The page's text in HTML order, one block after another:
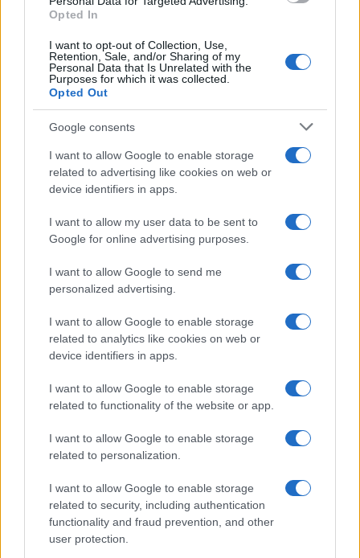
Opted In
I want to opt-out of Collection, Use,
Retention, Sale, and/or Sharing of my
Personal Data that Is Unrelated with the
Purposes for which it was collected.
Opted Out
Google consents
I want to allow Google to enable storage
related to advertising like cookies on web or
device identifiers in apps.
I want to allow my user data to be sent to
Google for online advertising purposes.
I want to allow Google to send me
personalized advertising.
I want to allow Google to enable storage
related to analytics like cookies on web or
device identifiers in apps.
I want to allow Google to enable storage
related to functionality of the website or app.
I want to allow Google to enable storage
related to personalization.
I want to allow Google to enable storage
related to security, including authentication
functionality and fraud prevention, and other
user protection.
SEDUTE SATIRICHE
Vignetta del 04/08/2026
Vai all'archivio delle vignette
No, Guccini più che
comunista è stato un
anarchico libertario
Il ricordo del cantautore italiano morto a 86 anni
Andrea Bernaudo
6 Agosto 2026, 19:00
1.3k